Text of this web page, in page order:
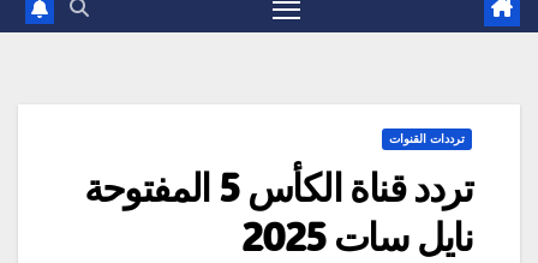
ترددات القنوات
تردد قناة الكأس 5 المفتوحة
نايل سات 2025